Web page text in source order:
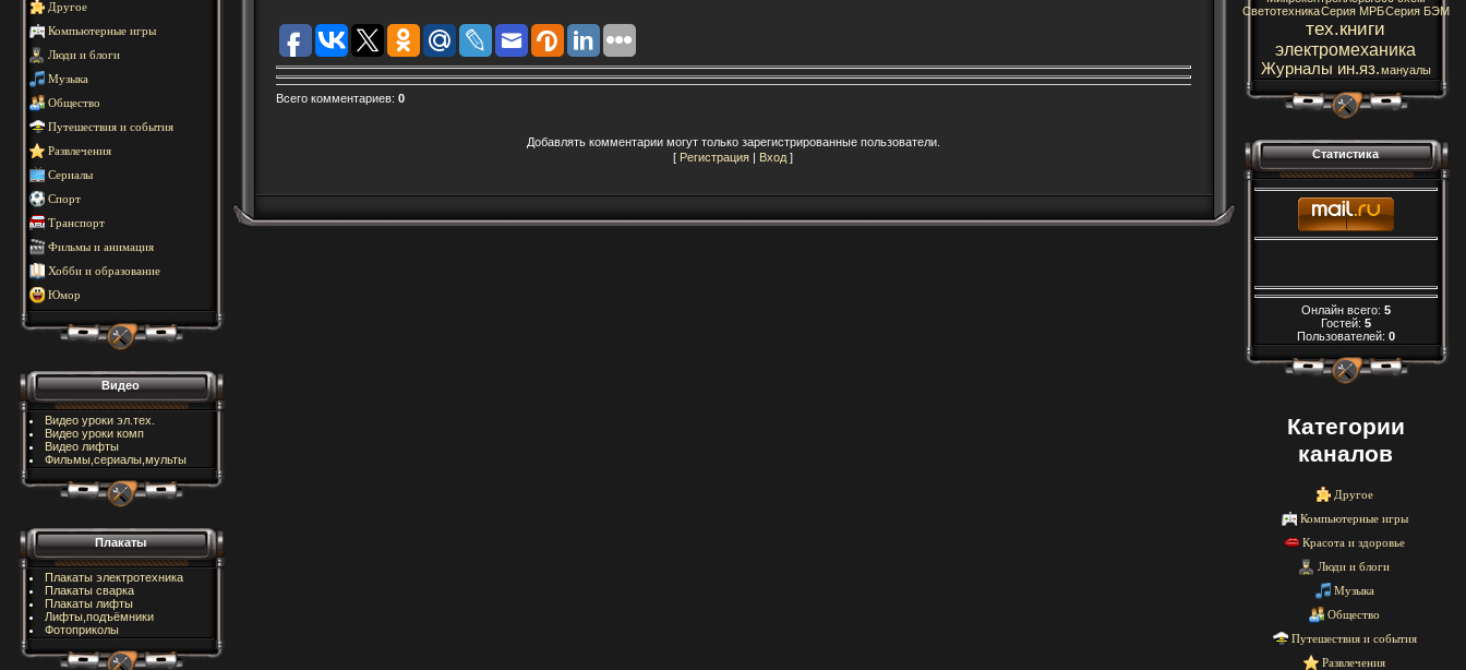
Другое
Компьютерные игры
Люди и блоги
Музыка
Общество
Путешествия и события
Развлечения
Сериалы
Спорт
Транспорт
Фильмы и анимация
Хобби и образование
Юмор
Видео
Видео уроки эл.тех.
Видео уроки комп
Видео лифты
Фильмы,сериалы,мульты
Плакаты
Плакаты электротехника
Плакаты сварка
Плакаты лифты
Лифты,подъёмники
Фотоприколы
Всего комментариев: 0
Добавлять комментарии могут только зарегистрированные пользователи.
[ Регистрация | Вход ]
СветотехникаСерия МРБСерия БЭМ
тех.книги
электромеханика
Журналы ин.яз.мануалы
Статистика
Онлайн всего: 5
Гостей: 5
Пользователей: 0
Категории
каналов
Другое
Компьютерные игры
Красота и здоровье
Люди и блоги
Музыка
Общество
Путешествия и события
Развлечения